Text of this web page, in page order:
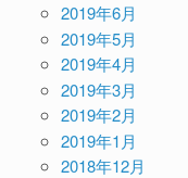
2019年6月
2019年5月
2019年4月
2019年3月
2019年2月
2019年1月
2018年12月